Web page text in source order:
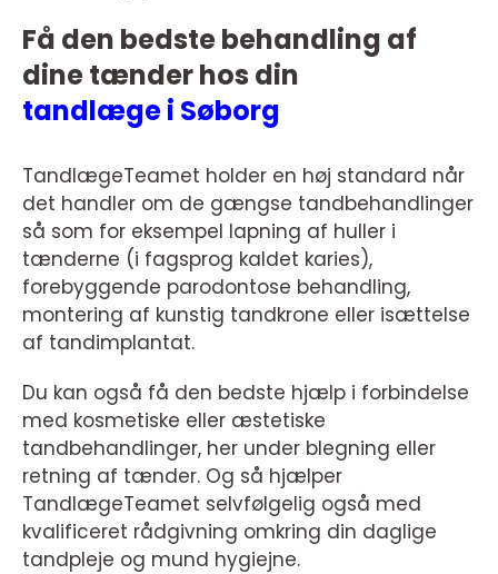
Få den bedste behandling af
dine tænder hos din
tandlæge i Søborg
TandlægeTeamet holder en høj standard når
det handler om de gængse tandbehandlinger
så som for eksempel lapning af huller i
tænderne (i fagsprog kaldet karies),
forebyggende parodontose behandling,
montering af kunstig tandkrone eller isættelse
af tandimplantat.
Du kan også få den bedste hjælp i forbindelse
med kosmetiske eller æstetiske
tandbehandlinger, her under blegning eller
retning af tænder. Og så hjælper
TandlægeTeamet selvfølgelig også med
kvalificeret rådgivning omkring din daglige
tandpleje og mund hygiejne.